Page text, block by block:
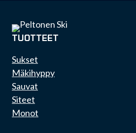
TUOTTEET
Sukset
Mäkihyppy
Sauvat
Siteet
Monot